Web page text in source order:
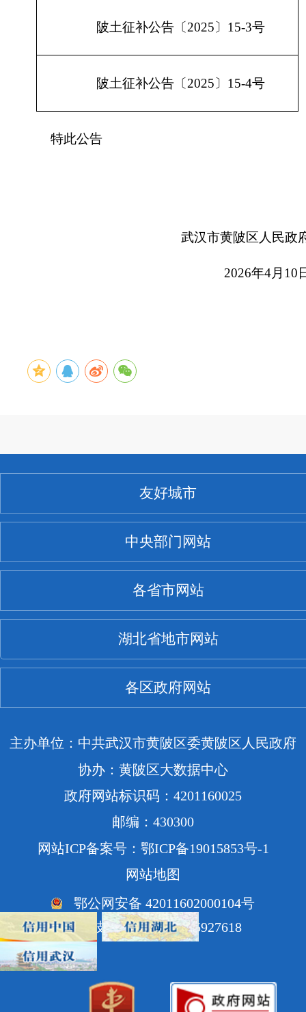
陂土征补公告〔2025〕 15-3号
陂土征补公告〔2025〕 15-4号
特此公告
武汉市黄陂区人民政
2026年4月 10
友好城市
中央部门网站
各省市网站
湖北省地市网站
各区政府网站
主办单位：中共武汉市黄陂区委黄陂区人民政府
协办：黄陂区大数据中心
政府网站标识码：4201160025
邮编：430300
网站ICP备案号：鄂ICP备19015853号-1
网站地图
鄂公网安备 42011602000104号
网站技术支持电话：85927618